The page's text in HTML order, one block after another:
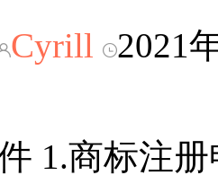
Cyrill
2021
1.商标注